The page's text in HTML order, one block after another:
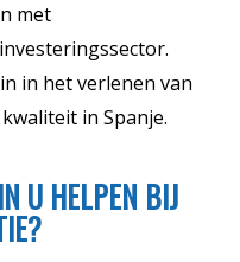
met
in het verlenen van
in Spanje.
U HELPEN BIJ